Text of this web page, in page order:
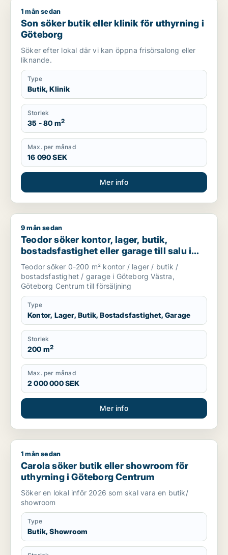
Son söker butik eller klinik för uthyrning i Göteborg
1 mån sedan
Son söker butik eller klinik för uthyrning i
Göteborg
Söker efter lokal där vi kan öppna frisörsalong eller
liknande.
Type
Butik, Klinik
Storlek
35 - 80 m2
Max. per månad
16 090 SEK
Mer info
Teodor söker kontor, lager, butik, bostadsfastighet eller
9 mån sedan
Teodor söker kontor, lager, butik,
bostadsfastighet eller garage till salu i
Göteborg Västra eller Göteborg Centrum
Teodor söker 0-200 m² kontor / lager / butik /
bostadsfastighet / garage i Göteborg Västra,
Göteborg Centrum till försäljning
Type
Kontor, Lager, Butik, Bostadsfastighet, Garage
Storlek
200 m2
Max. per månad
2 000 000 SEK
Mer info
Carola söker butik eller showroom för uthyrning i Göteborg
1 mån sedan
Carola söker butik eller showroom för
uthyrning i Göteborg Centrum
Söker en lokal inför 2026 som skal vara en butik/
showroom
Type
Butik, Showroom